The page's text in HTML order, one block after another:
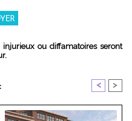
ou diffamatoires seront
< >